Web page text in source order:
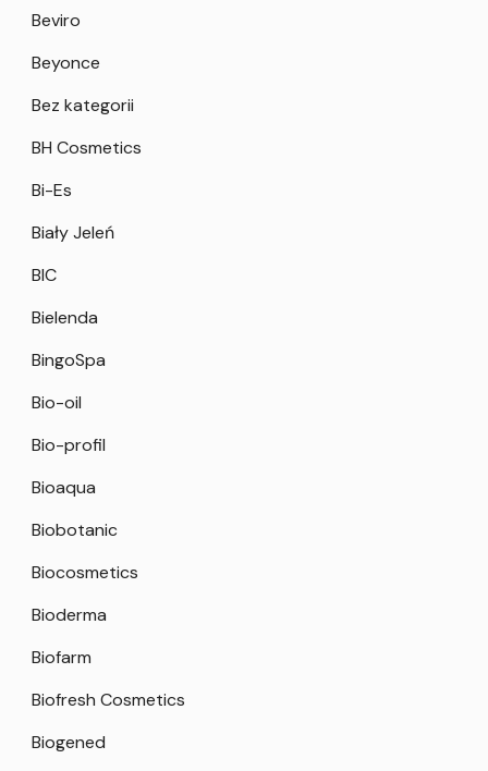
Beviro
Beyonce
Bez kategorii
BH Cosmetics
Bi-Es
Biały Jeleń
BIC
Bielenda
BingoSpa
Bio-oil
Bio-profil
Bioaqua
Biobotanic
Biocosmetics
Bioderma
Biofarm
Biofresh Cosmetics
Biogened